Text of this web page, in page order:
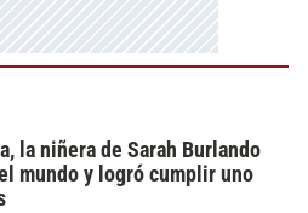
la niñera de Sarah Burlando
mundo y logró cumplir uno